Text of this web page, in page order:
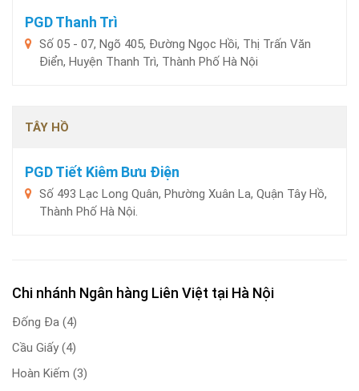
PGD Thanh Trì
Số 05 - 07, Ngõ 405, Đường Ngọc Hồi, Thị Trấn Văn
Điển, Huyện Thanh Trì, Thành Phố Hà Nội
TÂY HỒ
PGD Tiết Kiêm Bưu Điện
Số 493 Lạc Long Quân, Phường Xuân La, Quận Tây Hồ,
Thành Phố Hà Nội.
Chi nhánh Ngân hàng Liên Việt tại Hà Nội
Đống Đa (4)
Cầu Giấy (4)
Hoàn Kiếm (3)